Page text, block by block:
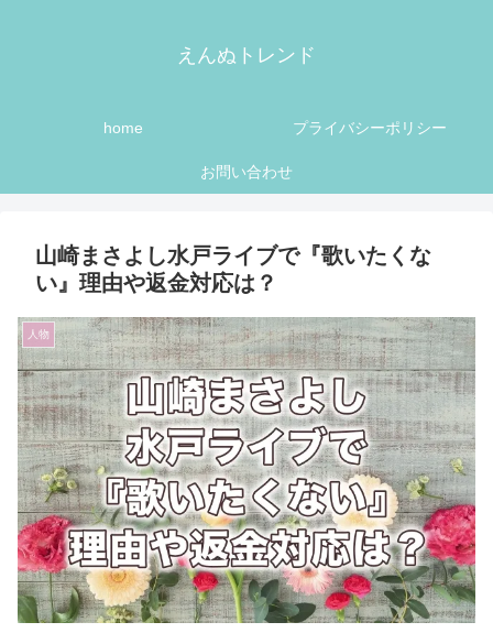
えんぬトレンド
home プライバシーポリシー
お問い合わせ
山崎まさよし水戸ライブで『歌いたくな
い』理由や返金対応は？
人物